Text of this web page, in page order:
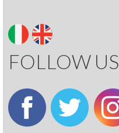
FOLLOW US